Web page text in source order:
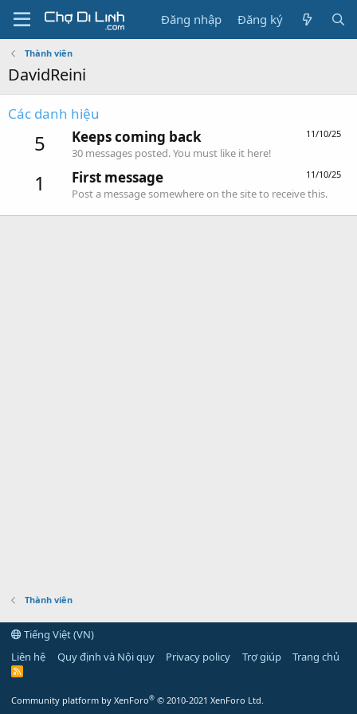
Đăng nhập Đăng ký
Thành viên
DavidReini
Các danh hiệu
5 11/10/25
Keeps coming back
30 messages posted. You must like it here!
1 11/10/25
First message
Post a message somewhere on the site to receive this.
Thành viên
Tiếng Việt (VN)
Liên hệ
Quy định và Nội quy Privacy policy Trợ giúp Trang chủ
R
Community platform by XenForo® © 2010-2021 XenForo Ltd.